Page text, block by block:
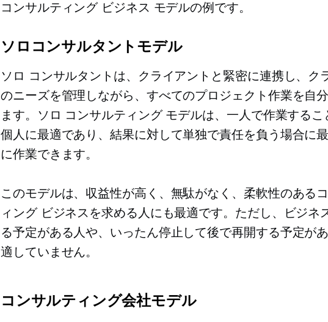
コンサルティング ビジネス モデルの例です。
ソロコンサルタントモデル
ソロ コンサルタントは、クライアントと緊密に連携し、ク
のニーズを管理しながら、すべてのプロジェクト作業を自
ます。ソロ コンサルティング モデルは、一人で作業するこ
個人に最適であり、結果に対して単独で責任を負う場合に
に作業できます。
このモデルは、収益性が高く、無駄がなく、柔軟性のある
ィング ビジネスを求める人にも最適です。ただし、ビジネ
る予定がある人や、いったん停止して後で再開する予定が
適していません。
コンサルティング会社モデル